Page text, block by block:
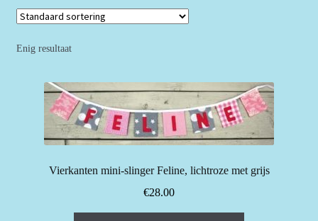
Over ons
Enig resultaat
Vierkanten mini-slinger Feline, lichtroze met grijs
€28.00